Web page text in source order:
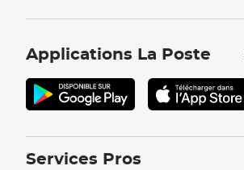
Applications La Poste
Services Pros